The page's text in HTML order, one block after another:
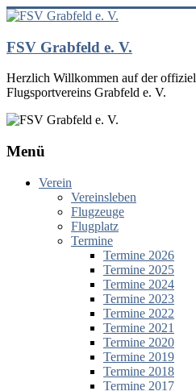
Zum
springen
FSV Grabfeld e. V.
Herzlich Willkommen auf der
Flugsportvereins Grabfeld e. V.
Menü
Verein
Vereinsleben
Flugzeuge
Flugplatz
Termine
Termine 2026
Termine 2025
Termine 2024
Termine 2023
Termine 2022
Termine 2021
Termine 2020
Termine 2019
Termine 2018
Termine 2017